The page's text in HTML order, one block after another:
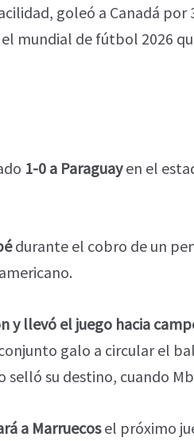
goleó a Canadá por
mundial de fútbol 2026
1-0 a Paraguayen el
durante el cobro de un
y llevó el juego hacia
galo a circular el
su destino, cuando
a Marruecosel próximo